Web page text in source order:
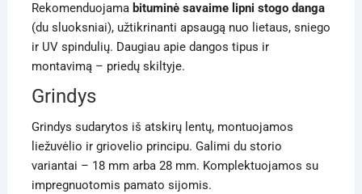
Rekomenduojama bituminė savaime lipni stogo danga
(du sluoksniai), užtikrinanti apsaugą nuo lietaus, sniego
ir UV spindulių. Daugiau apie dangos tipus ir
montavimą – priedų skiltyje.
Grindys
Grindys sudarytos iš atskirų lentų, montuojamos
liežuvėlio ir griovelio principu. Galimi du storio
variantai – 18 mm arba 28 mm. Komplektuojamos su
impregnuotomis pamato sijomis.